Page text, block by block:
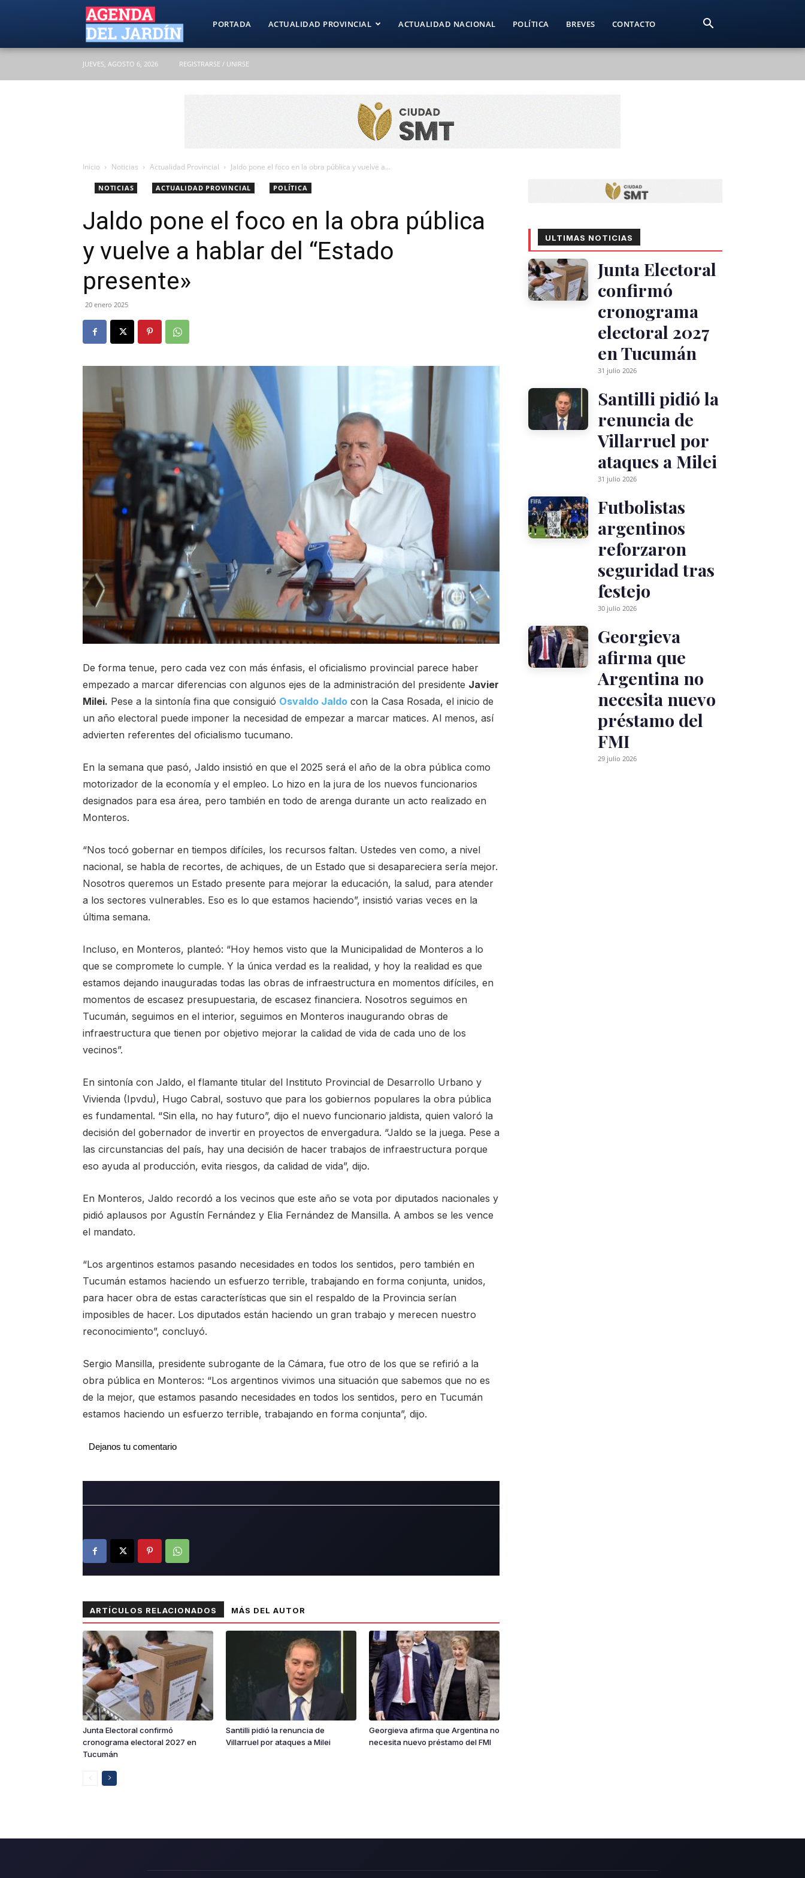
Agenda
PORTADA ACTUALIDAD PROVINCIAL ACTUALIDAD NACIONAL POLÍTICA BREVES CONTACTO
JUEVES, AGOSTO 6, 2026 REGISTRARSE / UNIRSE
Inicio Noticias Actualidad Provincial Jaldo pone el foco en la obra pública y vuelve a...
NOTICIAS ACTUALIDAD PROVINCIAL POLÍTICA
Jaldo pone el foco en la obra pública
y vuelve a hablar del “Estado
presente»
20 enero 2025
De forma tenue, pero cada vez con más énfasis, el oficialismo provincial parece haber
empezado a marcar diferencias con algunos ejes de la administración del presidente Javier
Milei. Pese a la sintonía fina que consiguió Osvaldo Jaldo con la Casa Rosada, el inicio de
un año electoral puede imponer la necesidad de empezar a marcar matices. Al menos, así
advierten referentes del oficialismo tucumano.
En la semana que pasó, Jaldo insistió en que el 2025 será el año de la obra pública como
motorizador de la economía y el empleo. Lo hizo en la jura de los nuevos funcionarios
designados para esa área, pero también en todo de arenga durante un acto realizado en
Monteros.
“Nos tocó gobernar en tiempos difíciles, los recursos faltan. Ustedes ven como, a nivel
nacional, se habla de recortes, de achiques, de un Estado que si desapareciera sería mejor.
Nosotros queremos un Estado presente para mejorar la educación, la salud, para atender
a los sectores vulnerables. Eso es lo que estamos haciendo”, insistió varias veces en la
última semana.
Incluso, en Monteros, planteó: “Hoy hemos visto que la Municipalidad de Monteros a lo
que se compromete lo cumple. Y la única verdad es la realidad, y hoy la realidad es que
estamos dejando inauguradas todas las obras de infraestructura en momentos difíciles, en
momentos de escasez presupuestaria, de escasez financiera. Nosotros seguimos en
Tucumán, seguimos en el interior, seguimos en Monteros inaugurando obras de
infraestructura que tienen por objetivo mejorar la calidad de vida de cada uno de los
vecinos”.
En sintonía con Jaldo, el flamante titular del Instituto Provincial de Desarrollo Urbano y
Vivienda (Ipvdu), Hugo Cabral, sostuvo que para los gobiernos populares la obra pública
es fundamental. “Sin ella, no hay futuro”, dijo el nuevo funcionario jaldista, quien valoró la
decisión del gobernador de invertir en proyectos de envergadura. “Jaldo se la juega. Pese a
las circunstancias del país, hay una decisión de hacer trabajos de infraestructura porque
eso ayuda al producción, evita riesgos, da calidad de vida”, dijo.
En Monteros, Jaldo recordó a los vecinos que este año se vota por diputados nacionales y
pidió aplausos por Agustín Fernández y Elia Fernández de Mansilla. A ambos se les vence
el mandato.
“Los argentinos estamos pasando necesidades en todos los sentidos, pero también en
Tucumán estamos haciendo un esfuerzo terrible, trabajando en forma conjunta, unidos,
para hacer obra de estas características que sin el respaldo de la Provincia serían
imposibles de hacer. Los diputados están haciendo un gran trabajo y merecen nuestro
reconocimiento”, concluyó.
Sergio Mansilla, presidente subrogante de la Cámara, fue otro de los que se refirió a la
obra pública en Monteros: “Los argentinos vivimos una situación que sabemos que no es
de la mejor, que estamos pasando necesidades en todos los sentidos, pero en Tucumán
estamos haciendo un esfuerzo terrible, trabajando en forma conjunta”, dijo.
Dejanos tu comentario
ARTÍCULOS RELACIONADOS MÁS DEL AUTOR
Junta Electoral confirmó
cronograma electoral 2027 en
Tucumán
Santilli pidió la renuncia de
Villarruel por ataques a Milei
Georgieva afirma que Argentina no
necesita nuevo préstamo del FMI
ULTIMAS NOTICIAS
Junta Electoral
confirmó
cronograma
electoral 2027
en Tucumán
31 julio 2026
Santilli pidió la
renuncia de
Villarruel por
ataques a Milei
31 julio 2026
Futbolistas
argentinos
reforzaron
seguridad tras
festejo
30 julio 2026
Georgieva
afirma que
Argentina no
necesita nuevo
préstamo del
FMI
29 julio 2026